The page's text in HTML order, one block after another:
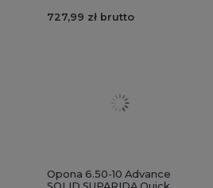
727,99 zł brutto
Opona 6.50-10 Advance